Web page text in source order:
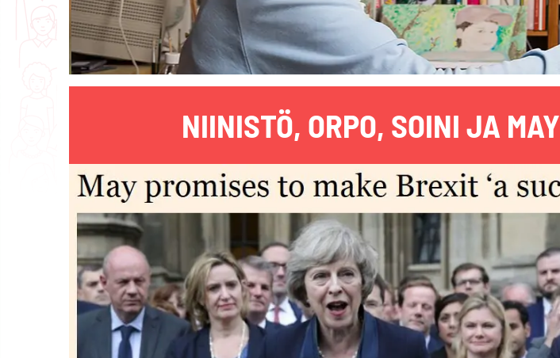
NIINISTÖ, ORPO, SOINI JA MAY